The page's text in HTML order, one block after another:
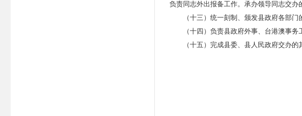
负责同志外出报备工作。承办领导同志交办
（十三）统一刻制、颁发县政府各部门
（十四）负责县政府外事、台港澳事务
（十五）完成县委、县人民政府交办的